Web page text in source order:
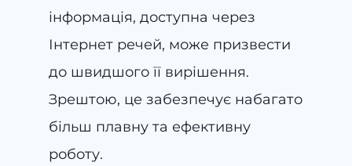
інформація, доступна через
Інтернет речей, може призвести
до швидшого її вирішення.
Зрештою, це забезпечує набагато
більш плавну та ефективну
роботу.